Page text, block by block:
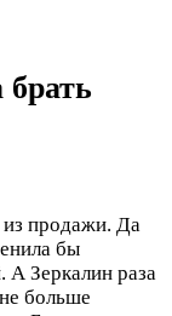
из продажи. Да
бы
А Зеркалин раза
больше